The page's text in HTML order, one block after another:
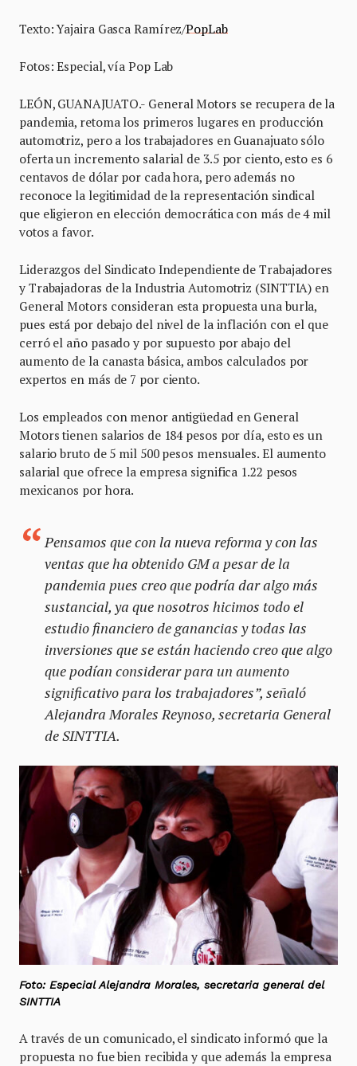
Texto: Yajaira Gasca Ramírez/PopLab
Fotos: Especial, vía Pop Lab
LEÓN, GUANAJUATO.- General Motors se recupera de la
pandemia, retoma los primeros lugares en producción
automotriz, pero a los trabajadores en Guanajuato sólo
oferta un incremento salarial de 3.5 por ciento, esto es 6
centavos de dólar por cada hora, pero además no
reconoce la legitimidad de la representación sindical
que eligieron en elección democrática con más de 4 mil
votos a favor.
Liderazgos del Sindicato Independiente de Trabajadores
y Trabajadoras de la Industria Automotriz (SINTTIA) en
General Motors consideran esta propuesta una burla,
pues está por debajo del nivel de la inflación con el que
cerró el año pasado y por supuesto por abajo del
aumento de la canasta básica, ambos calculados por
expertos en más de 7 por ciento.
Los empleados con menor antigüedad en General
Motors tienen salarios de 184 pesos por día, esto es un
salario bruto de 5 mil 500 pesos mensuales. El aumento
salarial que ofrece la empresa significa 1.22 pesos
mexicanos por hora.
Pensamos que con la nueva reforma y con las
ventas que ha obtenido GM a pesar de la
pandemia pues creo que podría dar algo más
sustancial, ya que nosotros hicimos todo el
estudio financiero de ganancias y todas las
inversiones que se están haciendo creo que algo
que podían considerar para un aumento
significativo para los trabajadores”, señaló
Alejandra Morales Reynoso, secretaria General
de SINTTIA.
Foto: Especial Alejandra Morales, secretaria general del
SINTTIA
A través de un comunicado, el sindicato informó que la
propuesta no fue bien recibida y que además la empresa